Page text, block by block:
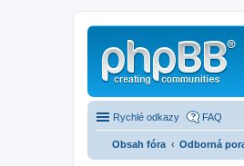
Rychlé odkazy FAQ
Obsah fóra Odborná